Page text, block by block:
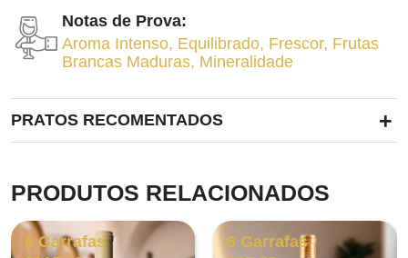
Notas de Prova:
Aroma Intenso, Equilibrado, Frescor, Frutas
Brancas Maduras, Mineralidade
PRATOS RECOMENTADOS +
PRODUTOS RELACIONADOS
6 Garrafas
6 Garrafas